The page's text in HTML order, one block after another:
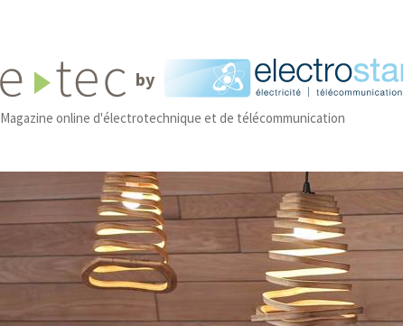
by
Magazine online d'électrotechnique et de télécommunication